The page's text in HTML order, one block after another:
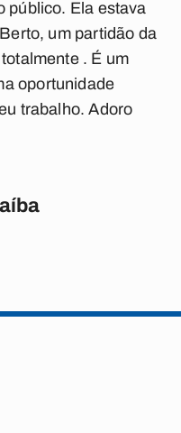
público. Ela estava
um partidão da
. É um
oportunidade
trabalho. Adoro